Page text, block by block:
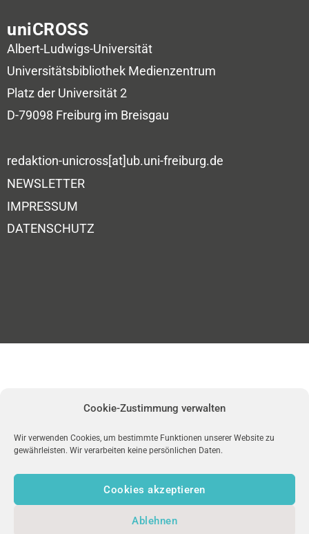
Cookie-Zustimmung verwalten
Wir verwenden Cookies, um bestimmte Funktionen unserer Website zu
gewährleisten. Wir verarbeiten keine persönlichen Daten.
Cookies akzeptieren
Ablehnen
uniCROSS
Albert-Ludwigs-Universität
Universitätsbibliothek Medienzentrum
Platz der Universität 2
D-79098 Freiburg im Breisgau
redaktion-unicross[at]ub.uni-freiburg.de
NEWSLETTER
IMPRESSUM
DATENSCHUTZ